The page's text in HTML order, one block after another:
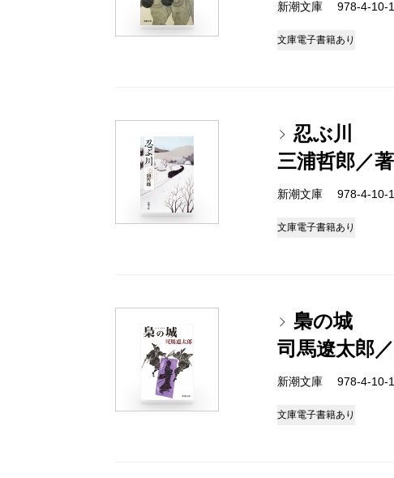
新潮文庫 978-4-
文庫電子書籍あり
忍ぶ川
三浦哲郎／著
新潮文庫 978-4-
文庫電子書籍あり
梟の城
司馬遼太郎
新潮文庫 978-4-
文庫電子書籍あり